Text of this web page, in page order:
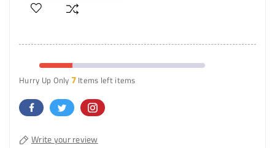
Hurry Up Only 7Items left items
Write your review